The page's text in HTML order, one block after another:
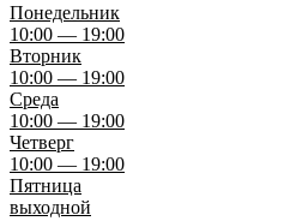
Понедельник
10:00 — 19:00
Вторник
10:00 — 19:00
Среда
10:00 — 19:00
Четверг
10:00 — 19:00
Пятница
выходной